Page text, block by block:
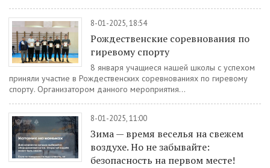
8-01-2025, 18:54
Рождественские соревнования по
гиревому спорту
8 января учащиеся нашей школы с успехом
приняли участие в Рождественских соревнованиях по гиревому
спорту. Организатором данного мероприятия...
8-01-2025, 11:00
Зима — время веселья на свежем
воздухе. Но не забывайте:
безопасность на первом месте!